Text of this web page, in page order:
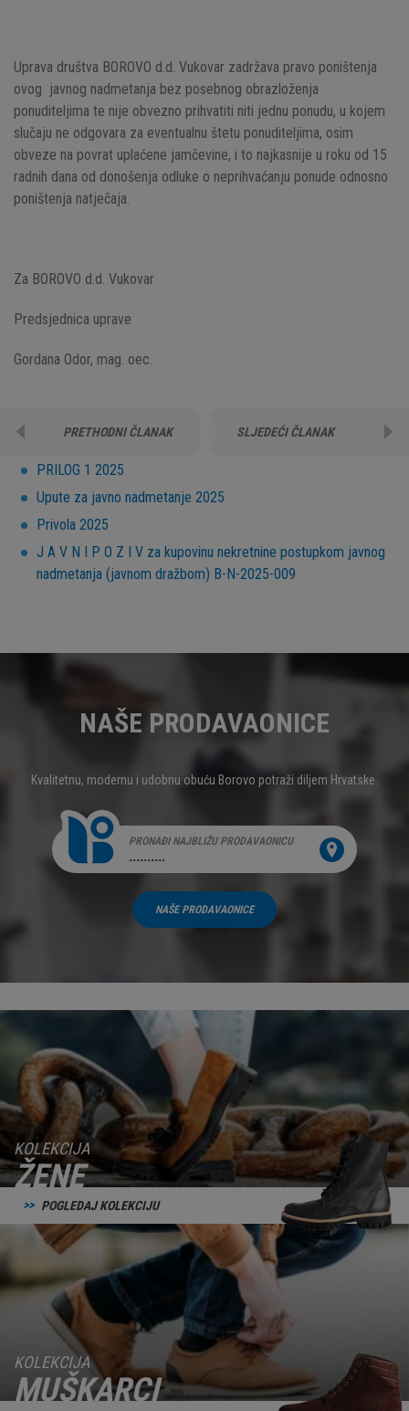
Uprava društva BOROVO d.d. Vukovar zadržava pravo poništenja
ovog javnog nadmetanja bez posebnog obrazloženja
ponuditeljima te nije obvezno prihvatiti niti jednu ponudu, u kojem
slučaju ne odgovara za eventualnu štetu ponuditeljima, osim
obveze na povrat uplaćene jamčevine, i to najkasnije u roku od 15
radnih dana od donošenja odluke o neprihvaćanju ponude odnosno
poništenja natječaja.
Za BOROVO d.d. Vukovar
Predsjednica uprave
Gordana Odor, mag. oec.
PRETHODNI ČLANAK SLJEDEĆI ČLANAK
PRILOG 1 2025
Upute za javno nadmetanje 2025
Privola 2025
J A V N I P O Z I V za kupovinu nekretnine postupkom javnog
nadmetanja (javnom dražbom) B-N-2025-009
NAŠE PRODAVAONICE
Kvalitetnu, modernu i udobnu obuću Borovo potraži diljem Hrvatske.
PRONAĐI NAJBLIŽU PRODAVAONICU
..........
NAŠE PRODAVAONICE
KOLEKCIJA
ŽENE
POGLEDAJ KOLEKCIJU
KOLEKCIJA
MUŠKARCI